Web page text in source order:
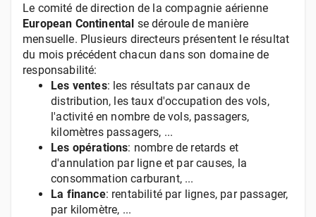
Le comité de direction de la compagnie aérienne
European Continental se déroule de manière
mensuelle. Plusieurs directeurs présentent le résultat
du mois précédent chacun dans son domaine de
responsabilité:
Les ventes: les résultats par canaux de
distribution, les taux d'occupation des vols,
l'activité en nombre de vols, passagers,
kilomètres passagers, ...
Les opérations: nombre de retards et
d'annulation par ligne et par causes, la
consommation carburant, ...
La finance: rentabilité par lignes, par passager,
par kilomètre, ...